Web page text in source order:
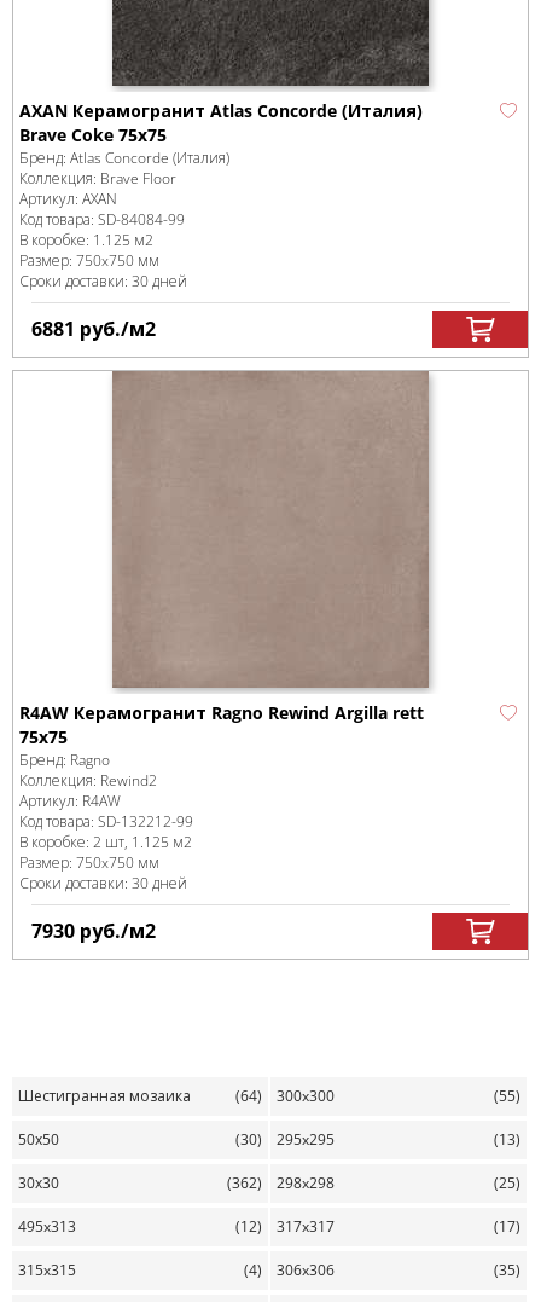
AXAN Керамогранит Atlas Concorde (Италия)
Brave Coke 75x75
Бренд: Atlas Concorde (Италия)
Коллекция: Brave Floor
Артикул: AXAN
Код товара: SD-84084-99
В коробке: 1.125 м2
Размер: 750x750 мм
Сроки доставки: 30 дней
6881 руб./м2
R4AW Керамогранит Ragno Rewind Argilla rett
75x75
Бренд: Ragno
Коллекция: Rewind2
Артикул: R4AW
Код товара: SD-132212-99
В коробке: 2 шт, 1.125 м2
Размер: 750x750 мм
Сроки доставки: 30 дней
7930 руб./м2
Шестигранная мозаика (64) 300x300 (55)
50х50 (30) 295x295 (13)
30х30 (362) 298x298 (25)
495x313 (12) 317x317 (17)
315x315 (4) 306x306 (35)